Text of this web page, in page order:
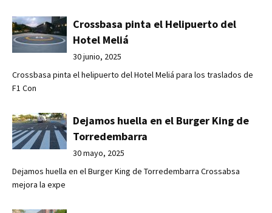
Crossbasa pinta el Helipuerto del
Hotel Meliá
30 junio, 2025
Crossbasa pinta el helipuerto del Hotel Meliá para los traslados de
F1 Con
Dejamos huella en el Burger King de
Torredembarra
30 mayo, 2025
Dejamos huella en el Burger King de Torredembarra Crossabsa
mejora la expe